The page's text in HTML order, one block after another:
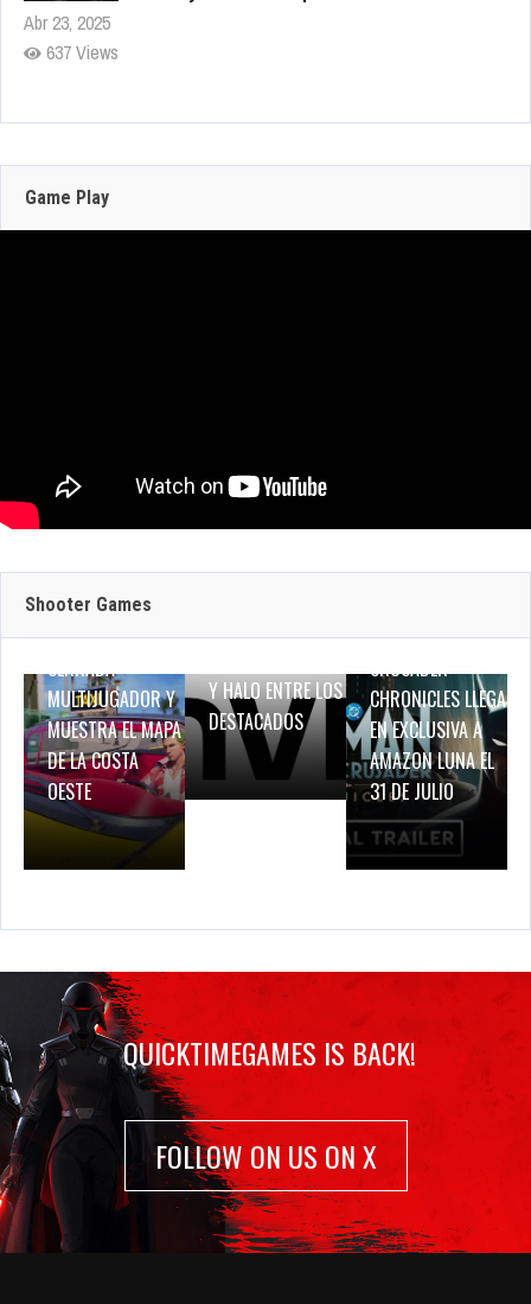
Abr 23, 2025
637 Views
Warhammer Age of Sigmar: Deathmaster —
por los Skaven, un plataformas de acción 2D
May 22, 2026
Game Play
Shooter Games
JULIO 30, 2026
WORLD TOUR
ANUNCIA SU
PRUEBA DE RED
CERRADA
MULTIJUGADOR Y
MUESTRA EL MAPA
DE LA COSTA
OESTE
JULIO 29, 2026
GEFORCE NOW
SUMA 9 JUEGOS
Y HALO ENTRE LOS
DESTACADOS
JULIO 29, 2026
BATMAN: CAPED
CRUSADER –
CHRONICLES LLEGA
EN EXCLUSIVA A
AMAZON LUNA EL
31 DE JULIO
QUICKTIMEGAMES IS BACK!
FOLLOW ON US ON X